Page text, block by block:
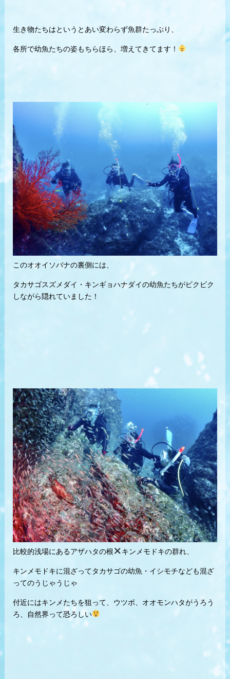
生き物たちはというとあい変わらず魚群たっぷり、
各所で幼魚たちの姿もちらほら、増えてきてます！
このオオイソバナの裏側には、
タカサゴスズメダイ・キンギョハナダイの幼魚たちがビクビク
しながら隠れていました！
比較的浅場にあるアザハタの根 キンメモドキの群れ、
キンメモドキに混ざってタカサゴの幼魚・イシモチなども混ざ
ってのうじゃうじゃ
付近にはキンメたちを狙って、ウツボ、オオモンハタがうろう
ろ、自然界って恐ろしい